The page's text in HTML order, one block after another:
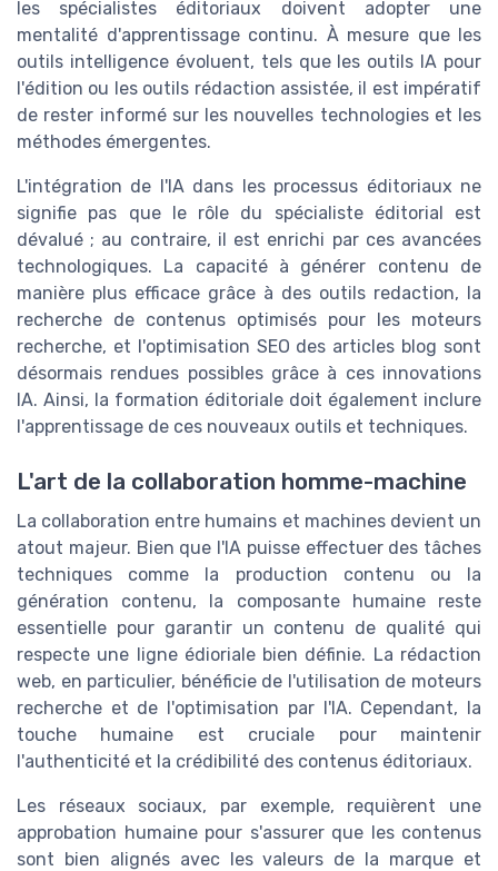
les spécialistes éditoriaux doivent adopter une
mentalité d'apprentissage continu. À mesure que les
outils intelligence évoluent, tels que les outils IA pour
l'édition ou les outils rédaction assistée, il est impératif
de rester informé sur les nouvelles technologies et les
méthodes émergentes.
L'intégration de l'IA dans les processus éditoriaux ne
signifie pas que le rôle du spécialiste éditorial est
dévalué ; au contraire, il est enrichi par ces avancées
technologiques. La capacité à générer contenu de
manière plus efficace grâce à des outils redaction, la
recherche de contenus optimisés pour les moteurs
recherche, et l'optimisation SEO des articles blog sont
désormais rendues possibles grâce à ces innovations
IA. Ainsi, la formation éditoriale doit également inclure
l'apprentissage de ces nouveaux outils et techniques.
L'art de la collaboration homme-machine
La collaboration entre humains et machines devient un
atout majeur. Bien que l'IA puisse effectuer des tâches
techniques comme la production contenu ou la
génération contenu, la composante humaine reste
essentielle pour garantir un contenu de qualité qui
respecte une ligne édioriale bien définie. La rédaction
web, en particulier, bénéficie de l'utilisation de moteurs
recherche et de l'optimisation par l'IA. Cependant, la
touche humaine est cruciale pour maintenir
l'authenticité et la crédibilité des contenus éditoriaux.
Les réseaux sociaux, par exemple, requièrent une
approbation humaine pour s'assurer que les contenus
sont bien alignés avec les valeurs de la marque et